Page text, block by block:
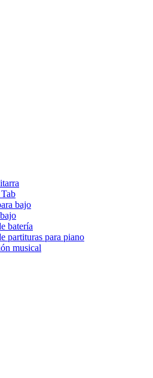
bajo
batería
partituras para piano
musical